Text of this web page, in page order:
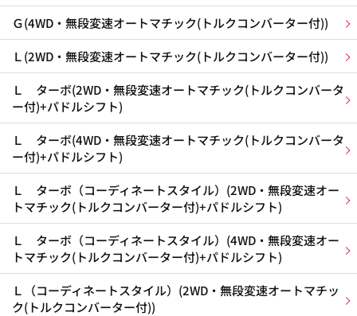
Ｇ(4WD・無段変速オートマチック(トルクコンバーター付))
Ｌ(2WD・無段変速オートマチック(トルクコンバーター付))
Ｌ ターボ(2WD・無段変速オートマチック(トルクコンバータ
ー付)+パドルシフト)
Ｌ ターボ(4WD・無段変速オートマチック(トルクコンバータ
ー付)+パドルシフト)
Ｌ ターボ（コーディネートスタイル）(2WD・無段変速オー
トマチック(トルクコンバーター付)+パドルシフト)
Ｌ ターボ（コーディネートスタイル）(4WD・無段変速オー
トマチック(トルクコンバーター付)+パドルシフト)
Ｌ（コーディネートスタイル）(2WD・無段変速オートマチッ
ク(トルクコンバーター付))